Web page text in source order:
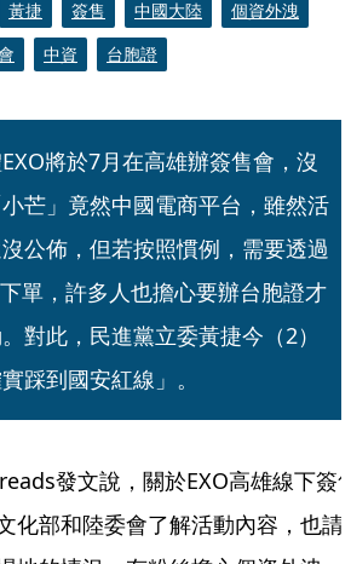
黃捷 簽售 中國大陸
個資外洩
中資 台胞證
將於7月在高雄辦簽售會，沒
芒」竟然中國電商平台，雖然活
公佈，但若按照慣例，需要透過
單，許多人也擔心要辦台胞證才
對此，民進黨立委黃捷今（2）
踩到國安紅線」。
發文說，關於EXO高雄線下簽
化部和陸委會了解活動內容，也請